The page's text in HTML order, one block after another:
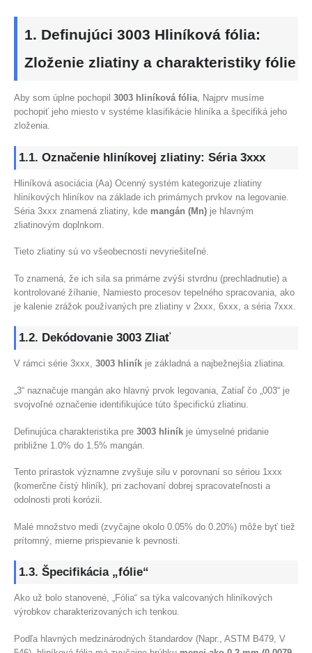
1. Definujúci 3003 Hliníková fólia:
Zloženie zliatiny a charakteristiky fólie
Aby som úplne pochopil 3003 hliníková fólia, Najprv musíme
pochopiť jeho miesto v systéme klasifikácie hliníka a špecifiká jeho
zloženia.
1.1. Označenie hliníkovej zliatiny: Séria 3xxx
Hliníková asociácia (Aa) Ocenný systém kategorizuje zliatiny
hliníkových hliníkov na základe ich primárnych prvkov na legovanie.
Séria 3xxx znamená zliatiny, kde mangán (Mn) je hlavným
zliatinovým doplnkom.
Tieto zliatiny sú vo všeobecnosti nevyriešiteľné.
To znamená, že ich sila sa primárne zvýši stvrdnu (prechladnutie) a
kontrolované žíhanie, Namiesto procesov tepelného spracovania, ako
je kalenie zrážok používaných pre zliatiny v 2xxx, 6xxx, a séria 7xxx.
1.2. Dekódovanie 3003 Zliať
V rámci série 3xxx, 3003 hliník je základná a najbežnejšia zliatina.
„3“ naznačuje mangán ako hlavný prvok legovania, Zatiaľ čo „003“ je
svojvoľné označenie identifikujúce túto špecifickú zliatinu.
Definujúca charakteristika pre 3003 hliník je úmyselné pridanie
približne 1.0% do 1.5% mangán.
Tento prírastok významne zvyšuje silu v porovnaní so sériou 1xxx
(komerčne čistý hliník), pri zachovaní dobrej spracovateľnosti a
odolnosti proti korózii.
Malé množstvo medi (zvyčajne okolo 0.05% do 0.20%) môže byť tiež
prítomný, mierne prispievanie k pevnosti.
1.3. Špecifikácia „fólie“
Ako už bolo stanovené, „Fólia“ sa týka valcovaných hliníkových
výrobkov charakterizovaných ich tenkou.
Podľa hlavných medzinárodných štandardov (Napr., ASTM B479, V